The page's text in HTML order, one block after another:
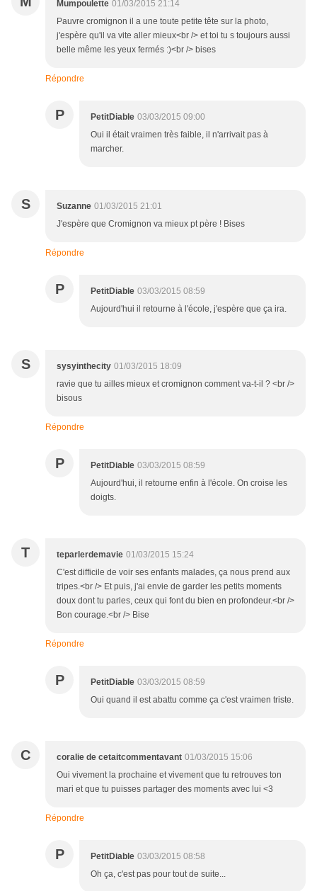
Mumpoulette 01/03/2015 21:14
Pauvre cromignon il a une toute petite tête sur la photo,
j'espère qu'il va vite aller mieux<br /> et toi tu s toujours aussi
belle même les yeux fermés :)<br /> bises
Répondre
P PetitDiable 03/03/2015 09:00
Oui il était vraimen très faible, il n'arrivait pas à
marcher.
S Suzanne 01/03/2015 21:01
J'espère que Cromignon va mieux pt père ! Bises
Répondre
P PetitDiable 03/03/2015 08:59
Aujourd'hui il retourne à l'école, j'espère que ça ira.
S sysyinthecity 01/03/2015 18:09
ravie que tu ailles mieux et cromignon comment va-t-il ? <br />
bisous
Répondre
P PetitDiable 03/03/2015 08:59
Aujourd'hui, il retourne enfin à l'école. On croise les
doigts.
T teparlerdemavie 01/03/2015 15:24
C'est difficile de voir ses enfants malades, ça nous prend aux
tripes.<br /> Et puis, j'ai envie de garder les petits moments
doux dont tu parles, ceux qui font du bien en profondeur.<br />
Bon courage.<br /> Bise
Répondre
P PetitDiable 03/03/2015 08:59
Oui quand il est abattu comme ça c'est vraimen triste.
C coralie de cetaitcommentavant 01/03/2015 15:06
Oui vivement la prochaine et vivement que tu retrouves ton
mari et que tu puisses partager des moments avec lui <3
Répondre
P PetitDiable 03/03/2015 08:58
Oh ça, c'est pas pour tout de suite...